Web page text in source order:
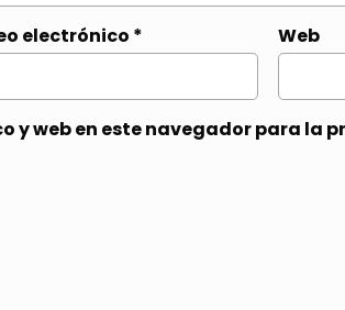
electrónico * Web
y web en este navegador para la